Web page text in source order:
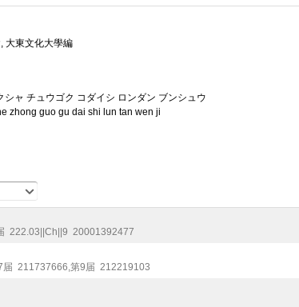
大東文化大學編
シャ チュウゴク コダイシ ロンダン ブンシュウ
zhong guo gu dai shi lun tan wen ji
222.03||Ch||9 20001392477
届 211737666 第9届 212219103